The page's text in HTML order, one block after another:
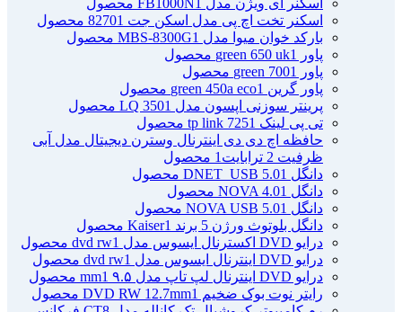
اسکنر تخت اچ پی مدل اسکن جت 8270 1 محصول
بارکد خوان میوا مدل MBS-8300G 1 محصول
پاور green 650 uk
1 محصول
پاور green 700
1 محصول
پاور گرین green 450a eco 1 محصول
پرینتر سوزنی اپسون مدل LQ 350 1 محصول
تی پی لینک tp link 725 1 محصول
حافظه اچ دی دی اینترنال وسترن دیجیتال مدل آبی
ظرفیت 2 ترابایت
1 محصول
دانگل DNET_USB 5.0 1 محصول
دانگل NOVA 4.0 1 محصول
دانگل NOVA USB 5.0 1 محصول
دانگل بلوتوث ورژن 5 برند Kaiser
1 محصول
درایو DVD اکسترنال ایسوس مدل dvd rw
1 محصول
درایو DVD اینترنال ایسوس مدل dvd rw
1 محصول
درایو DVD اینترنال لپ تاپ مدل ۹.۵ mm
1 محصول
رایتر نوت بوک ضخیم DVD RW 12.7mm 1 محصول